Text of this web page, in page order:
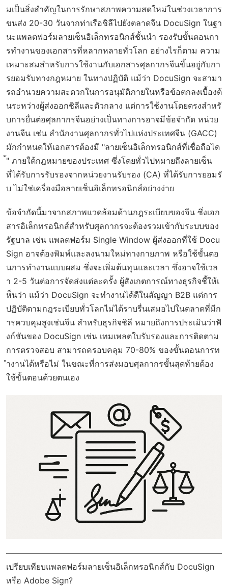
มเป็นสิ่งสำคัญในการรักษาสภาพความสดใหม่ในช่วงเวลาการ
ขนส่ง 20-30 วันจากท่าเรือชิลีไปยังตลาดจีน DocuSign ในฐา
นะแพลตฟอร์มลายเซ็นอิเล็กทรอนิกส์ชั้นนำ รองรับขั้นตอนกา
รทำงานของเอกสารที่หลากหลายทั่วโลก อย่างไรก็ตาม ความ
เหมาะสมสำหรับการใช้งานกับเอกสารศุลกากรจีนขึ้นอยู่กับกา
รยอมรับทางกฎหมาย ในทางปฏิบัติ แม้ว่า DocuSign จะสามา
รถอำนวยความสะดวกในการอนุมัติภายในหรือข้อตกลงเบื้องต้
นระหว่างผู้ส่งออกชิลีและตัวกลาง แต่การใช้งานโดยตรงสำหรั
บการยื่นต่อศุลกากรจีนอย่างเป็นทางการอาจมีข้อจำกัด หน่วย
งานจีน เช่น สำนักงานศุลกากรทั่วไปแห่งประเทศจีน (GACC)
มักกำหนดให้เอกสารต้องมี "ลายเซ็นอิเล็กทรอนิกส์ที่เชื่อถือได
้" ภายใต้กฎหมายของประเทศ ซึ่งโดยทั่วไปหมายถึงลายเซ็น
ที่ได้รับการรับรองจากหน่วยงานรับรอง (CA) ที่ได้รับการยอมรั
บ ไม่ใช่เครื่องมือลายเซ็นอิเล็กทรอนิกส์อย่างง่าย
ข้อจำกัดนี้มาจากสภาพแวดล้อมด้านกฎระเบียบของจีน ซึ่งเอก
สารอิเล็กทรอนิกส์สำหรับศุลกากรจะต้องรวมเข้ากับระบบของ
รัฐบาล เช่น แพลตฟอร์ม Single Window ผู้ส่งออกที่ใช้ Docu
Sign อาจต้องพิมพ์และลงนามใหม่ทางกายภาพ หรือใช้ขั้นตอ
นการทำงานแบบผสม ซึ่งจะเพิ่มต้นทุนและเวลา ซึ่งอาจใช้เวล
า 2-5 วันต่อการจัดส่งแต่ละครั้ง ผู้สังเกตการณ์ทางธุรกิจชี้ให้เ
ห็นว่า แม้ว่า DocuSign จะทำงานได้ดีในสัญญา B2B แต่การ
ปฏิบัติตามกฎระเบียบทั่วโลกไม่ได้ราบรื่นเสมอไปในตลาดที่มีก
ารควบคุมสูงเช่นจีน สำหรับธุรกิจชิลี หมายถึงการประเมินว่าฟั
งก์ชันของ DocuSign เช่น เทมเพลตใบรับรองและการติดตาม
การตรวจสอบ สามารถครอบคลุม 70-80% ของขั้นตอนการท
ำงานได้หรือไม่ ในขณะที่การส่งมอบศุลกากรขั้นสุดท้ายต้อง
ใช้ขั้นตอนด้วยตนเอง
เปรียบเทียบแพลตฟอร์มลายเซ็นอิเล็กทรอนิกส์กับ DocuSign
หรือ Adobe Sign?